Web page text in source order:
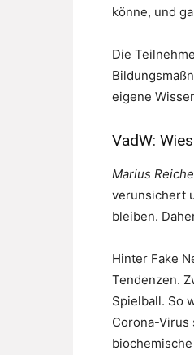
könne, und
Die
eigene
VadW:
Marius
verunsichert
bleiben.
Hinter Fake
Tendenzen.
Spielball. So
Corona-Virus